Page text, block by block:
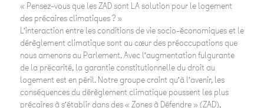
« Pensez-vous que les ZAD sont LA solution pour le logement
des précaires climatiques ? »
L’interaction entre les conditions de vie socio-économiques et le
dérèglement climatique sont au cœur des préoccupations que
nous amenons au Parlement. Avec l’augmentation fulgurante
de la précarité, la garantie constitutionnelle du droit au
logement est en péril. Notre groupe craint qu’à l’avenir, les
conséquences du dérèglement climatique poussent les plus
précaires à s’établir dans des « Zones à Défendre » (ZAD),